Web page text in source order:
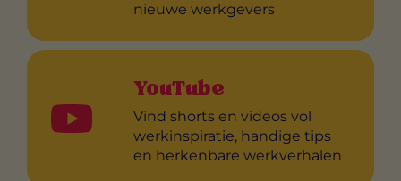
nieuwe werkgevers
YouTube
Vind shorts en videos vol
werkinspiratie, handige tips
en herkenbare werkverhalen